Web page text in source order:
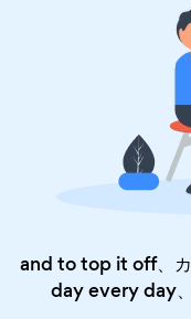
and to top it off、カ
day every day